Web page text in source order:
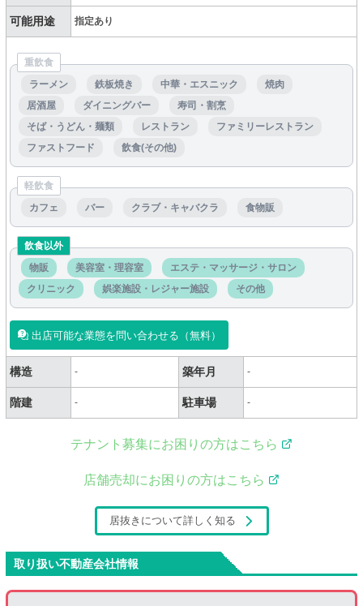
可能用途 指定あり
重飲食
ラーメン
鉄板焼き 中華・エスニック
焼肉
居酒屋
ダイニングバー
寿司・割烹
そば・うどん・麺類
レストラン
ファミリーレストラン
ファストフード
飲食(その他)
軽飲食
カフェ
バー クラブ・キャバクラ 食物販
飲食以外
物販
美容室・理容室
エステ・マッサージ・サロン
クリニック
娯楽施設・レジャー施設 その他
出店可能な業態を問い合わせる（無料）
構造 - 築年月 -
階建 - 駐車場 -
テナント募集にお困りの方はこちら
店舗売却にお困りの方はこちら
居抜きについて詳しく知る
取り扱い不動産会社情報